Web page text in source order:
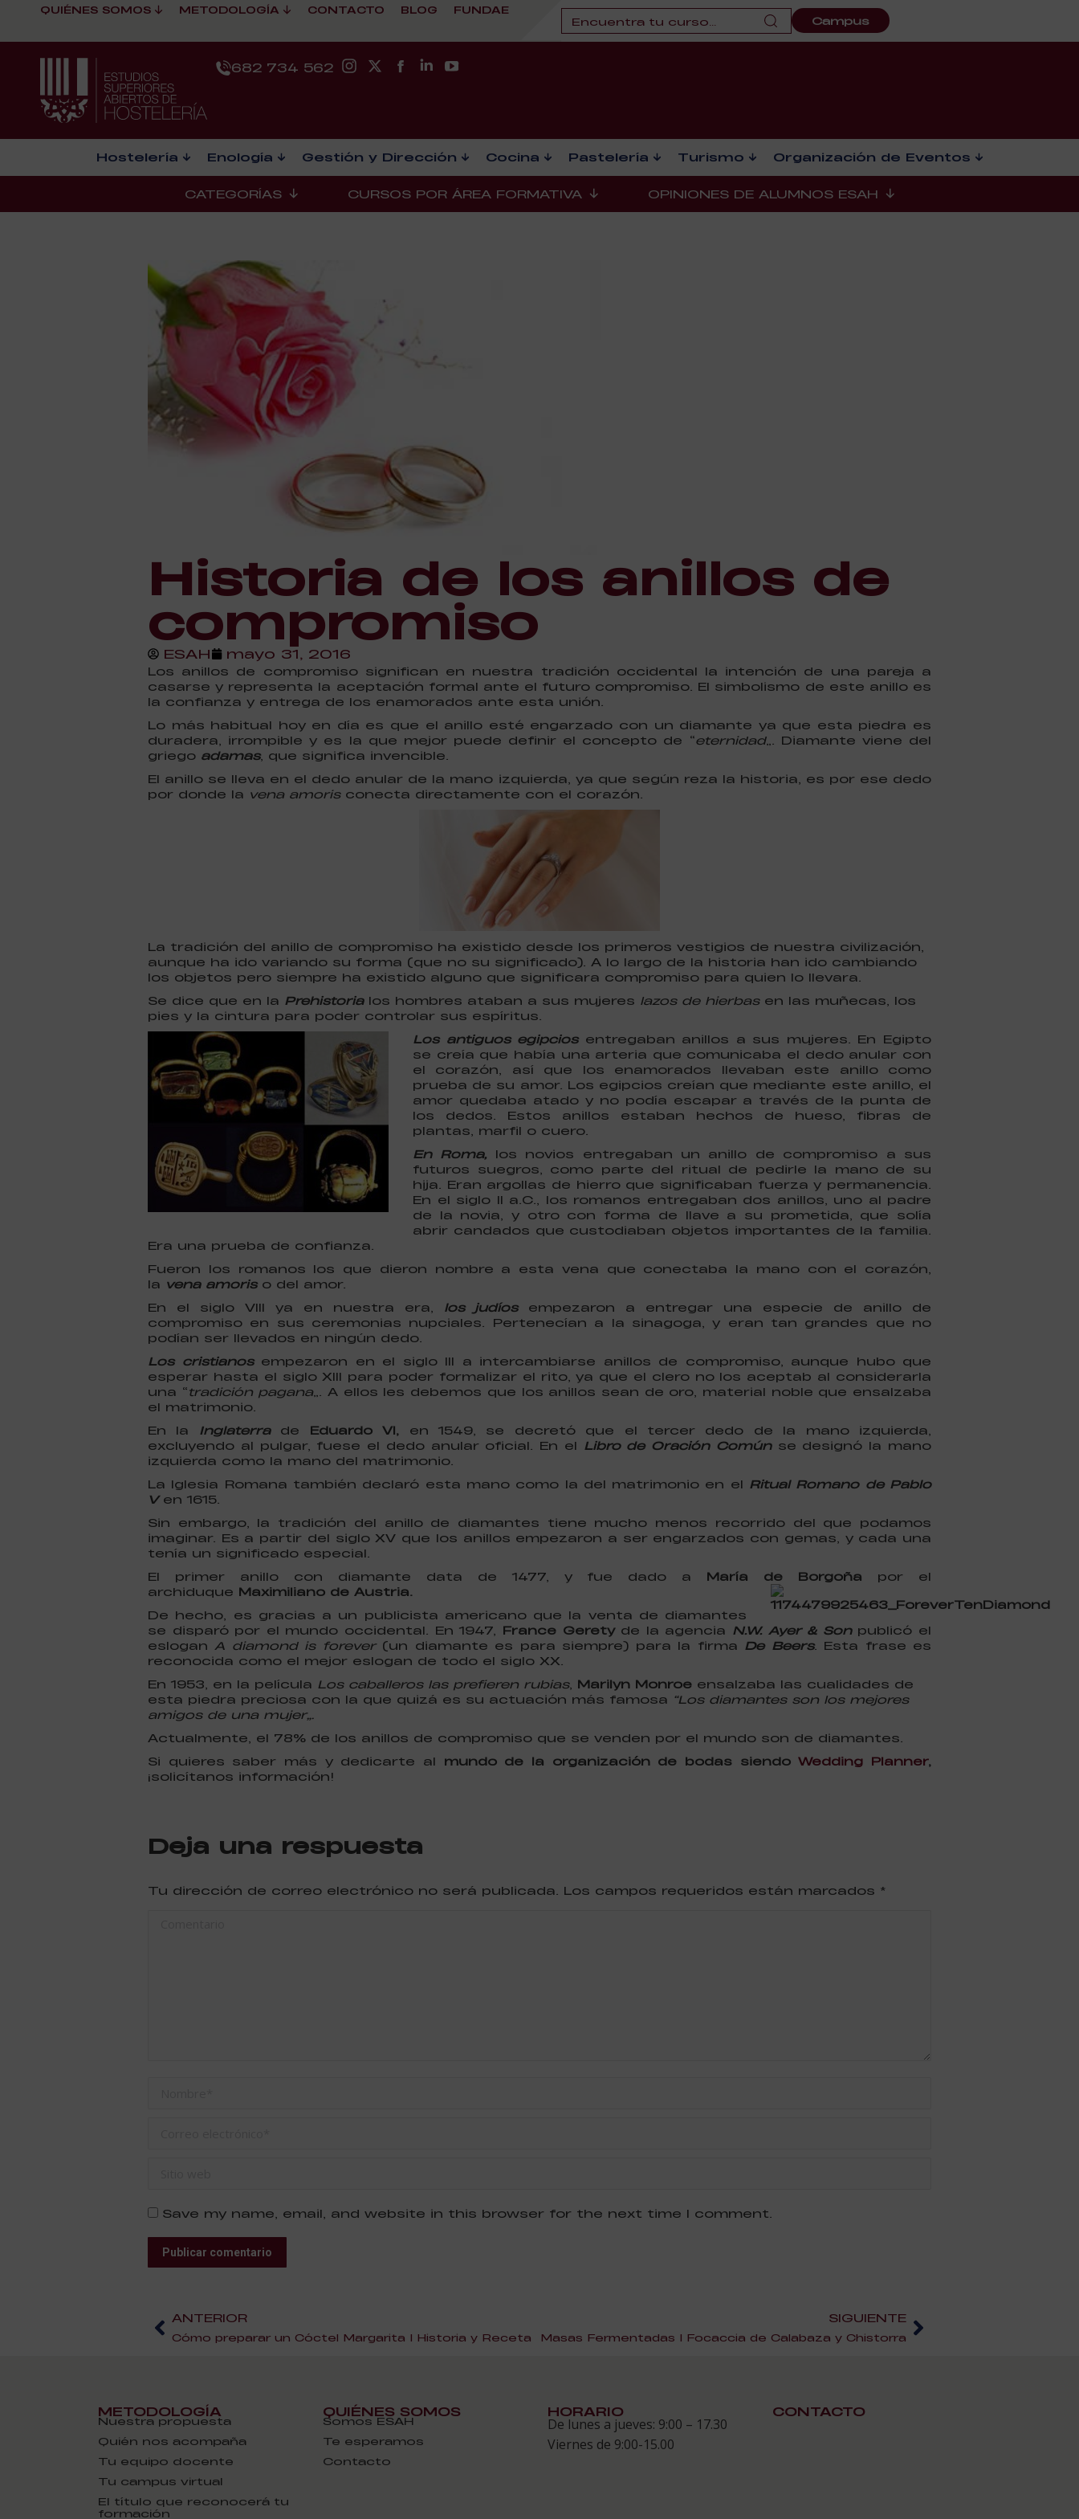
QUIÉNES SOMOS METODOLOGÍA CONTACTO BLOG FUNDAE
Campus
682 734 562
Hostelería Enología Gestión y Dirección Cocina Pastelería Turismo Organización de Eventos
CATEGORÍAS CURSOS POR ÁREA FORMATIVA OPINIONES DE ALUMNOS ESAH
Historia de los anillos de
compromiso
ESAH mayo 31, 2016
Los anillos de compromiso significan en nuestra tradición occidental la intención de una pareja a
casarse y representa la aceptación formal ante el futuro compromiso. El simbolismo de este anillo es
la confianza y entrega de los enamorados ante esta unión.
Lo más habitual hoy en día es que el anillo esté engarzado con un diamante ya que esta piedra es
duradera, irrompible y es la que mejor puede definir el concepto de “eternidad”. Diamante viene del
griego adamas, que significa invencible.
El anillo se lleva en el dedo anular de la mano izquierda, ya que según reza la historia, es por ese dedo
por donde la vena amorisconecta directamente con el corazón.
La tradición del anillo de compromiso ha existido desde los primeros vestigios de nuestra civilización,
aunque ha ido variando su forma (que no su significado). A lo largo de la historia han ido cambiando
los objetos pero siempre ha existido alguno que significara compromiso para quien lo llevara.
Se dice que en la Prehistorialos hombres ataban a sus mujeres lazos de hierbasen las muñecas, los
pies y la cintura para poder controlar sus espíritus.
Los antiguos egipciosentregaban anillos a sus mujeres. En Egipto
se creía que había una arteria que comunicaba el dedo anular con
el corazón, así que los enamorados llevaban este anillo como
prueba de su amor. Los egipcios creían que mediante este anillo, el
amor quedaba atado y no podía escapar a través de la punta de
los dedos. Estos anillos estaban hechos de hueso, fibras de
plantas, marfil o cuero.
En Roma, los novios entregaban un anillo de compromiso a sus
futuros suegros, como parte del ritual de pedirle la mano de su
hija. Eran argollas de hierro que significaban fuerza y permanencia.
En el siglo II a.C., los romanos entregaban dos anillos, uno al padre
de la novia, y otro con forma de llave a su prometida, que solía
abrir candados que custodiaban objetos importantes de la familia.
Era una prueba de confianza.
Fueron los romanos los que dieron nombre a esta vena que conectaba la mano con el corazón,
la vena amoriso del amor.
En el siglo VIII ya en nuestra era, los judíos
empezaron a entregar una especie de anillo de
compromiso en sus ceremonias nupciales. Pertenecían a la sinagoga, y eran tan grandes que no
podían ser llevados en ningún dedo.
Los cristianos empezaron en el siglo III a intercambiarse anillos de compromiso, aunque hubo que
esperar hasta el siglo XIII para poder formalizar el rito, ya que el clero no los aceptab al considerarla
una “tradición pagana”. A ellos les debemos que los anillos sean de oro, material noble que ensalzaba
el matrimonio.
En la Inglaterra de Eduardo VI, en 1549, se decretó que el tercer dedo de la mano izquierda,
excluyendo al pulgar, fuese el dedo anular oficial. En el Libro de Oración Comúnse designó la mano
izquierda como la mano del matrimonio.
La Iglesia Romana también declaró esta mano como la del matrimonio en el Ritual Romano de Pablo
V en 1615.
Sin embargo, la tradición del anillo de diamantes tiene mucho menos recorrido del que podamos
imaginar. Es a partir del siglo XV que los anillos empezaron a ser engarzados con gemas, y cada una
tenía un significado especial.
El primer anillo con diamante data de 1477, y fue dado a María de Borgoña por el
archiduque Maximiliano de Austria.
De hecho, es gracias a un publicista americano que la venta de diamantes
se disparó por el mundo occidental. En 1947, France Geretyde la agencia N.W. Ayer & Sonpublicó el
esloganA diamond is forever(un diamante es para siempre) para la firma De Beers. Esta frase es
reconocida como el mejor eslogan de todo el siglo XX.
En 1953, en la película Los caballeros las prefieren rubias, Marilyn Monroe ensalzaba las cualidades de
esta piedra preciosa con la que quizá es su actuación más famosa “Los diamantes son los mejores
amigos de una mujer”.
Actualmente, el 78% de los anillos de compromiso que se venden por el mundo son de diamantes.
Si quieres saber más y dedicarte al mundo de la organización de bodas siendoWedding Planner,
¡solicítanos información!
Deja una respuesta
Tu dirección de correo electrónico no será publicada. Los campos requeridos están marcados *
Save my name, email, and website in this browser for the next time I comment.
Publicar comentario
ANTERIOR
Cómo preparar un Cóctel Margarita | Historia y Receta
SIGUIENTE
Masas Fermentadas | Focaccia de Calabaza y Chistorra
METODOLOGÍA
Nuestra propuesta
Quién nos acompaña
Tu equipo docente
Tu campus virtual
El título que reconocerá tu
formación
QUIÉNES SOMOS
Somos ESAH
Te esperamos
Contacto
HORARIO
De lunes a jueves: 9:00 – 17.30
Viernes de 9:00-15.00
CONTACTO